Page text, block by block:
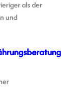
als der
und